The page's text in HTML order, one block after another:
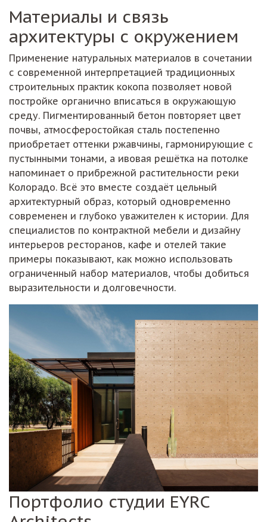
Материалы и связь
архитектуры с окружением
Применение натуральных материалов в сочетании
с современной интерпретацией традиционных
строительных практик кокопа позволяет новой
постройке органично вписаться в окружающую
среду. Пигментированный бетон повторяет цвет
почвы, атмосферостойкая сталь постепенно
приобретает оттенки ржавчины, гармонирующие с
пустынными тонами, а ивовая решётка на потолке
напоминает о прибрежной растительности реки
Колорадо. Всё это вместе создаёт цельный
архитектурный образ, который одновременно
современен и глубоко уважителен к истории. Для
специалистов по контрактной мебели и дизайну
интерьеров ресторанов, кафе и отелей такие
примеры показывают, как можно использовать
ограниченный набор материалов, чтобы добиться
выразительности и долговечности.
Портфолио студии EYRC